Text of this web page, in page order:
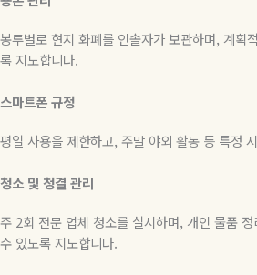
봉투별로 현지 화폐를 인솔자가 보관하며, 계획
록 지도합니다.
스마트폰 규정
평일 사용을 제한하고, 주말 야외 활동 등 특정
청소 및 청결 관리
주 2회 전문 업체 청소를 실시하며, 개인 물품
수 있도록 지도합니다.